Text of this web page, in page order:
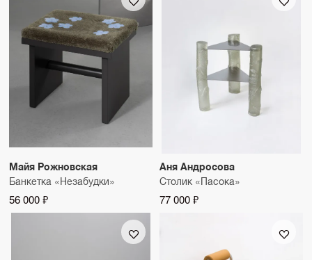
Майя Рожновская
Банкетка «Незабудки»
56 000 ₽
Аня Андросова
Столик «Пасока»
77 000 ₽